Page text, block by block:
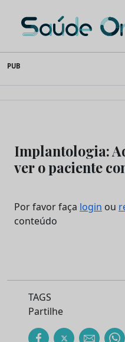
to
content
Saúde Oral
PUB
Implantologia:
ver o paciente
Por favor faça login ou
conteúdo
TAGS
Partilhe